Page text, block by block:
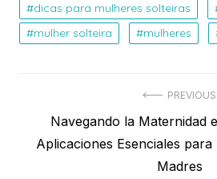
dicas para mulheres solteiras
mulher solteira
mulheres
Post
PREVIOUS
Previous
post:
Navegando la Maternidad
Aplicaciones Esenciales
Madres